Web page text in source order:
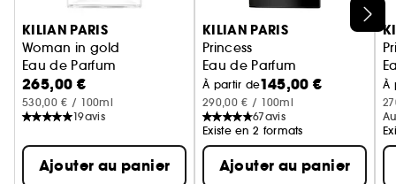
Ignorer le carrousel produits
KILIAN PARIS
Woman in gold
Eau de Parfum
265,00 €
530,00 € / 100ml
19avis
Ajouter au panier
KILIAN PARIS
Princess
Eau de Parfum
À partir de145,00 €
290,00 € / 100ml
67avis
Existe en 2 formats
Ajouter au panier
À